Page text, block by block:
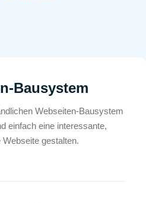
Bausystem
Webseiten-Bausystem
einfach eine interessante,
Webseite gestalten.